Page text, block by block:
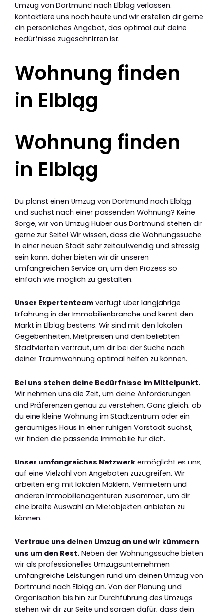
Umzug von Dortmund nach Elbląg verlassen.
Kontaktiere uns noch heute und wir erstellen dir gerne
ein persönliches Angebot, das optimal auf deine
Bedürfnisse zugeschnitten ist.
Wohnung finden
in Elbląg
Wohnung finden
in Elbląg
Du planst einen Umzug von Dortmund nach Elbląg
und suchst nach einer passenden Wohnung? Keine
Sorge, wir von Umzug Huber aus Dortmund stehen dir
gerne zur Seite! Wir wissen, dass die Wohnungssuche
in einer neuen Stadt sehr zeitaufwendig und stressig
sein kann, daher bieten wir dir unseren
umfangreichen Service an, um den Prozess so
einfach wie möglich zu gestalten.
Unser Expertenteam verfügt über langjährige
Erfahrung in der Immobilienbranche und kennt den
Markt in Elbląg bestens. Wir sind mit den lokalen
Gegebenheiten, Mietpreisen und den beliebten
Stadtvierteln vertraut, um dir bei der Suche nach
deiner Traumwohnung optimal helfen zu können.
Bei uns stehen deine Bedürfnisse im Mittelpunkt.
Wir nehmen uns die Zeit, um deine Anforderungen
und Präferenzen genau zu verstehen. Ganz gleich, ob
du eine kleine Wohnung im Stadtzentrum oder ein
geräumiges Haus in einer ruhigen Vorstadt suchst,
wir finden die passende Immobilie für dich.
Unser umfangreiches Netzwerk ermöglicht es uns,
auf eine Vielzahl von Angeboten zuzugreifen. Wir
arbeiten eng mit lokalen Maklern, Vermietern und
anderen Immobilienagenturen zusammen, um dir
eine breite Auswahl an Mietobjekten anbieten zu
können.
Vertraue uns deinen Umzug an und wir kümmern
uns um den Rest. Neben der Wohnungssuche bieten
wir als professionelles Umzugsunternehmen
umfangreiche Leistungen rund um deinen Umzug von
Dortmund nach Elbląg an. Von der Planung und
Organisation bis hin zur Durchführung des Umzugs
stehen wir dir zur Seite und sorgen dafür, dass dein